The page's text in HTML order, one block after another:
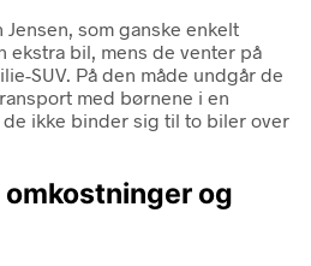
som ganske enkelt
bil, mens de venter på
SUV. På den måde undgår de
med børnene i en
ikke binder sig til to biler over
og